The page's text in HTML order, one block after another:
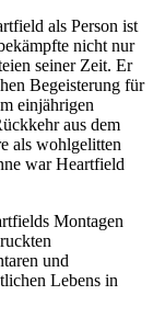
als Person ist
nicht nur
seiner Zeit. Er
Begeisterung für
einjährigen
aus dem
als wohlgelitten
war Heartfield
Montagen
und
Lebens in